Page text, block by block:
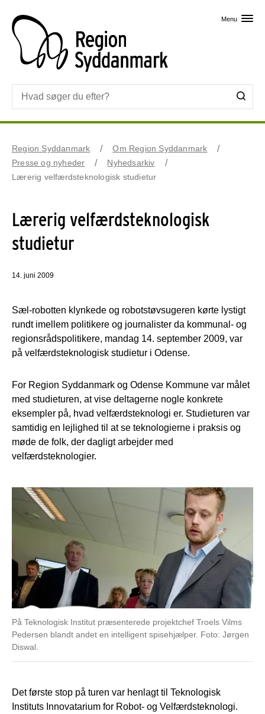
Menu
Region Syddanmark
Om Region Syddanmark
Presse og nyheder
Nyhedsarkiv
Lærerig velfærdsteknologisk studietur
Lærerig velfærdsteknologisk
studietur
14. juni 2009
Sæl-robotten klynkede og robotstøvsugeren kørte lystigt
rundt imellem politikere og journalister da kommunal- og
regionsrådspolitikere, mandag 14. september 2009, var
på velfærdsteknologisk studietur i Odense.
For Region Syddanmark og Odense Kommune var målet
med studieturen, at vise deltagerne nogle konkrete
eksempler på, hvad velfærdsteknologi er. Studieturen var
samtidig en lejlighed til at se teknologierne i praksis og
møde de folk, der dagligt arbejder med
velfærdsteknologier.
På Teknologisk Institut præsenterede projektchef Troels Vilms
Pedersen blandt andet en intelligent spisehjælper. Foto: Jørgen
Diswal.
Det første stop på turen var henlagt til Teknologisk
Instituts Innovatarium for Robot- og Velfærdsteknologi.